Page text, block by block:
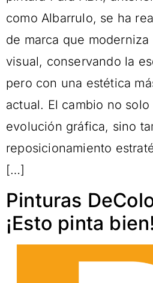
como Albarrulo, se ha
de marca que
visual, conservando la
pero con una estética
actual. El cambio no
evolución gráfica, sino
reposicionamiento
[…]
Pinturas
¡Esto pinta